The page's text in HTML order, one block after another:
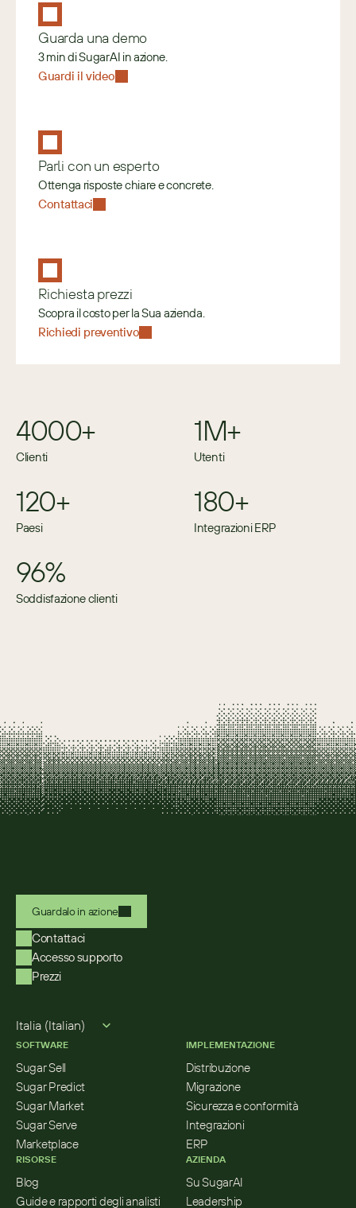
Guarda una demo
3 min di SugarAI in azione.
Guardi il video
Parli con un esperto
Ottenga risposte chiare e concrete.
Contattaci
Richiesta prezzi
Scopra il costo per la Sua azienda.
Richiedi preventivo
4000+
Clienti
1M+
Utenti
120+
Paesi
180+
Integrazioni ERP
96%
Soddisfazione clienti
Guardalo in azione
Contattaci
Accesso supporto
Prezzi
Italia (Italian)
SOFTWARE
Sugar Sell
Sugar Predict
Sugar Market
Sugar Serve
Marketplace
RISORSE
Blog
Guide e rapporti degli analisti
IMPLEMENTAZIONE
Distribuzione
Migrazione
Sicurezza e conformità
Integrazioni
ERP
AZIENDA
Su SugarAI
Leadership